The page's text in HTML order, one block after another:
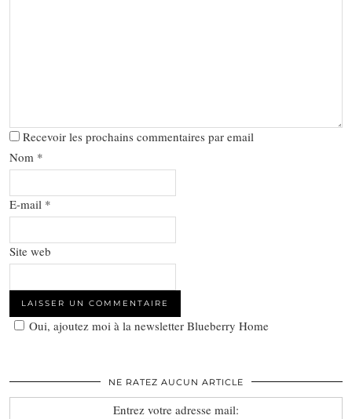
Recevoir les prochains commentaires par email
Nom *
E-mail *
Site web
Oui, ajoutez moi à la newsletter Blueberry Home
NE RATEZ AUCUN ARTICLE
Entrez votre adresse mail: